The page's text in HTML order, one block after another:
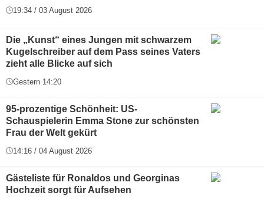
19:34 / 03 August 2026
Die „Kunst“ eines Jungen mit schwarzem
Kugelschreiber auf dem Pass seines Vaters
zieht alle Blicke auf sich
Gestern 14:20
95-prozentige Schönheit: US-
Schauspielerin Emma Stone zur schönsten
Frau der Welt gekürt
14:16 / 04 August 2026
Gästeliste für Ronaldos und Georginas
Hochzeit sorgt für Aufsehen